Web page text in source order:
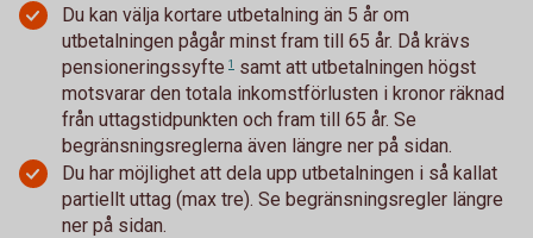
Du kan välja kortare utbetalning än 5 år om
utbetalningen pågår minst fram till 65 år. Då krävs
pensioneringssyfte 1
samt att utbetalningen högst
motsvarar den totala inkomstförlusten i kronor räknad
från uttagstidpunkten och fram till 65 år. Se
begränsningsreglerna även längre ner på sidan.
Du har möjlighet att dela upp utbetalningen i så kallat
partiellt uttag (max tre). Se begränsningsregler längre
ner på sidan.